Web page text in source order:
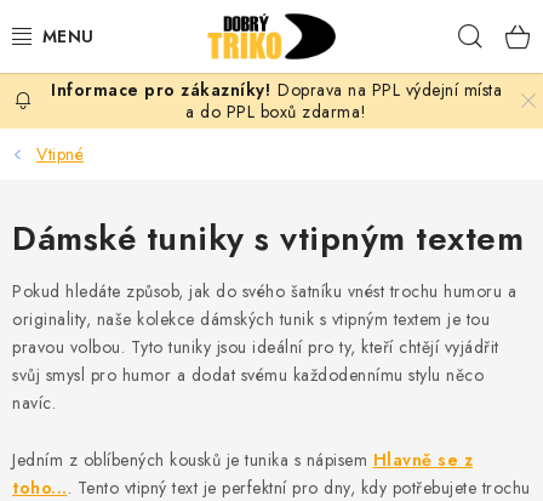
na
PRO ŽENY
PRO MUŽE
PRO DĚTI
DOPLŇKY
PRO PÁRY
TRIČKA
Doprava na PPL výdejní místa
a do PPL boxů zdarma!
Vtipné
Dámské tuniky s vtipným textem
Pokud hledáte způsob, jak do svého šatníku vnést trochu humoru a
originality, naše kolekce dámských tunik s vtipným textem je tou
pravou volbou. Tyto tuniky jsou ideální pro ty, kteří chtějí vyjádřit
svůj smysl pro humor a dodat svému každodennímu stylu něco
navíc.
Jedním z oblíbených kousků je tunika s nápisem Hlavně se z
toho.... Tento vtipný text je perfektní pro dny, kdy potřebujete trochu